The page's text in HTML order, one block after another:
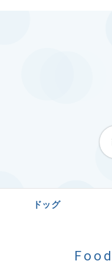
ドッグ
Food